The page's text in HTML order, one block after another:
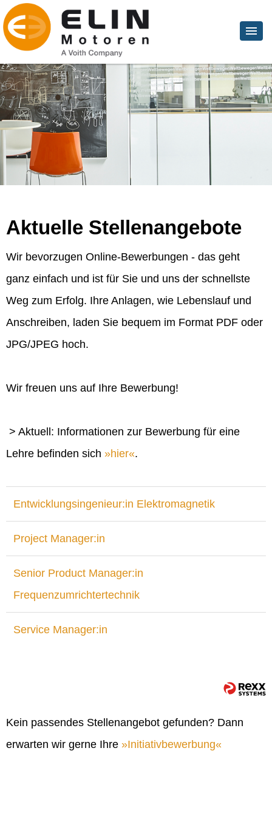
Aktuelle Stellenangebote
Wir bevorzugen Online-Bewerbungen - das geht
ganz einfach und ist für Sie und uns der schnellste
Weg zum Erfolg. Ihre Anlagen, wie Lebenslauf und
Anschreiben, laden Sie bequem im Format PDF oder
JPG/JPEG hoch.
Wir freuen uns auf Ihre Bewerbung!
> Aktuell: Informationen zur Bewerbung für eine
Lehre befinden sich
hier .
Entwicklungsingenieur:in Elektromagnetik
Project Manager:in
Senior Product Manager:in
Frequenzumrichtertechnik
Service Manager:in
Kein passendes Stellenangebot gefunden? Dann
erwarten wir gerne Ihre
Initiativbewerbung